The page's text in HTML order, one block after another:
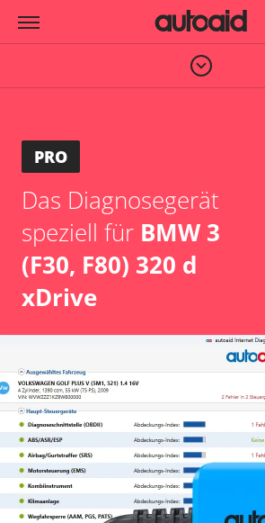
PRO
Das Diagnosegerät
speziell für BMW 3
(F30, F80) 320 d
xDrive